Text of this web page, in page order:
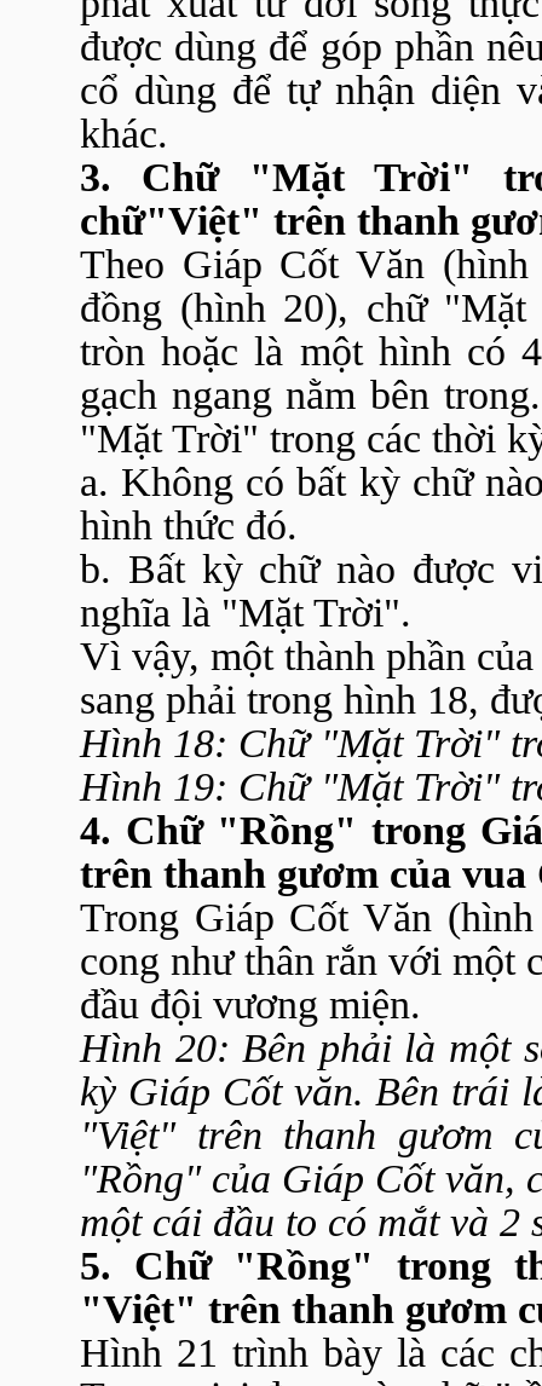
được dùng để góp phần
cổ dùng để tự nhận diện
khác.
3. Chữ "Mặt Trời"
chữ"Việt" trên thanh
Theo Giáp Cốt Văn
đồng (hình 20), chữ
tròn hoặc là một hình có
gạch ngang nằm bên
"Mặt Trời" trong các thời
a. Không có bất kỳ chữ
hình thức đó.
b. Bất kỳ chữ nào được
nghĩa là "Mặt Trời".
Vì vậy, một thành phần
sang phải trong hình 18,
Hình 18: Chữ "Mặt Trời"
Hình 19: Chữ "Mặt Trời"
4. Chữ "Rồng" trong
trên thanh gươm của vua
Trong Giáp Cốt Văn
cong như thân rắn với một
đầu đội vương miện.
Hình 20: Bên phải là một
kỳ Giáp Cốt văn. Bên trái
"Việt" trên thanh gươm
"Rồng" của Giáp Cốt văn,
một cái đầu to có mắt và 2
5. Chữ "Rồng" trong
"Việt" trên thanh gươm
Hình 21 trình bày là các